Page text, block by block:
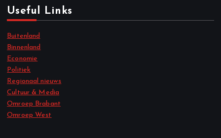
Useful Links
Buitenland
Binnenland
Economie
Politiek
Regionaal nieuws
Cultuur & Media
Omroep Brabant
Omroep West